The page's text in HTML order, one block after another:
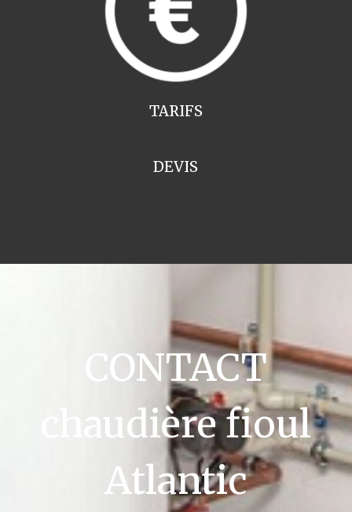
TARIFS
DEVIS
CONTACT
chaudière fioul
Atlantic